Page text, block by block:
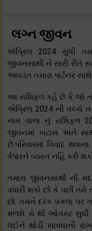
લગ્ન જીવન
એપ્રિલ 2024 સુધી
જીવનસાથી ને સારી
આવડત તમારા પાર્ટનર
આ રાશિફળ કહે છે કે જો
એપ્રિલ 2024 ની વચ્ચે
નામ વાળા નું રાશિફળ
જીવનમાં ખટાસ અને
છે.પરિવારમાં વિવાદ
વેપારને વ્યસ્ત નહિ કરી
તમારા જીવનસાથી ની
વધારી શકો છો કે પછી
છો. તમને દરેક પગલા પર
મળશે. મે થી ઓગસ્ટ સુધી
લઈને થોડી સાવધાની